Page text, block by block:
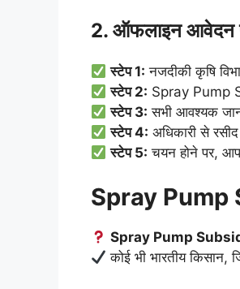
2. ऑफलाइन आवेदन
स्टेप 1: नजदीकी कृषि
स्टेप 2: Spray Pump
स्टेप 3: सभी आवश्यक
स्टेप 4: अधिकारी से
स्टेप 5: चयन होने पर,
Spray Pump
Spray Pump
कोई भी भारतीय किसान,